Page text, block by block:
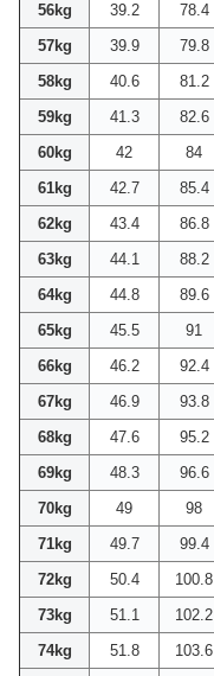
56kg
39.2 78.4
57kg
39.9 79.8
58kg
40.6 81.2
59kg
41.3 82.6
60kg
42 84
61kg
42.7 85.4
62kg
43.4 86.8
63kg
44.1 88.2
64kg
44.8 89.6
65kg
45.5 91
66kg
46.2 92.4
67kg
46.9 93.8
68kg
47.6 95.2
69kg
48.3 96.6
70kg
49 98
71kg
49.7 99.4
72kg
50.4 100.8
73kg
51.1 102.2
74kg
51.8 103.6